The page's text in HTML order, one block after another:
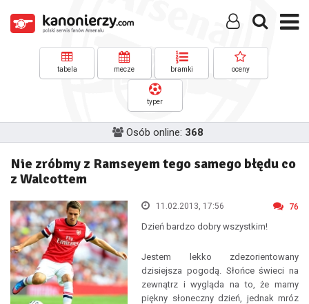
tabela mecze bramki oceny
typer
Osób online: 368
Nie zróbmy z Ramseyem tego samego błędu co
z Walcottem
11.02.2013, 17:56 76
Dzień bardzo dobry wszystkim!
Jestem lekko zdezorientowany
dzisiejsza pogodą. Słońce świeci na
zewnątrz i wygląda na to, że mamy
piękny słoneczny dzień, jednak mróz